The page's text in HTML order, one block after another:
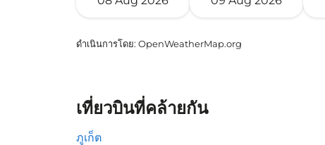
ดำเนินการโดย: OpenWeatherMap.org
เที่ยวบินที่คล้ายกัน
ภูเก็ต